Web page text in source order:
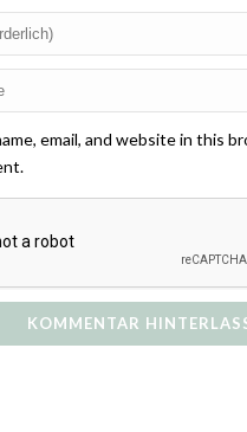
email, and website in this